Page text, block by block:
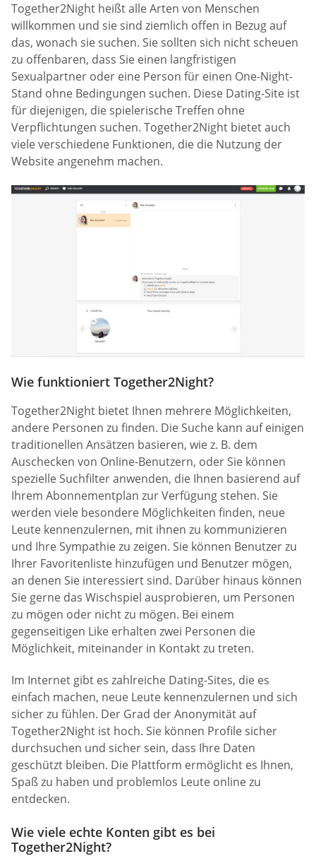
Together2Night heißt alle Arten von Menschen
willkommen und sie sind ziemlich offen in Bezug auf
das, wonach sie suchen. Sie sollten sich nicht scheuen
zu offenbaren, dass Sie einen langfristigen
Sexualpartner oder eine Person für einen One-Night-
Stand ohne Bedingungen suchen. Diese Dating-Site ist
für diejenigen, die spielerische Treffen ohne
Verpflichtungen suchen. Together2Night bietet auch
viele verschiedene Funktionen, die die Nutzung der
Website angenehm machen.
Wie funktioniert Together2Night?
Together2Night bietet Ihnen mehrere Möglichkeiten,
andere Personen zu finden. Die Suche kann auf einigen
traditionellen Ansätzen basieren, wie z. B. dem
Auschecken von Online-Benutzern, oder Sie können
spezielle Suchfilter anwenden, die Ihnen basierend auf
Ihrem Abonnementplan zur Verfügung stehen. Sie
werden viele besondere Möglichkeiten finden, neue
Leute kennenzulernen, mit ihnen zu kommunizieren
und Ihre Sympathie zu zeigen. Sie können Benutzer zu
Ihrer Favoritenliste hinzufügen und Benutzer mögen,
an denen Sie interessiert sind. Darüber hinaus können
Sie gerne das Wischspiel ausprobieren, um Personen
zu mögen oder nicht zu mögen. Bei einem
gegenseitigen Like erhalten zwei Personen die
Möglichkeit, miteinander in Kontakt zu treten.
Im Internet gibt es zahlreiche Dating-Sites, die es
einfach machen, neue Leute kennenzulernen und sich
sicher zu fühlen. Der Grad der Anonymität auf
Together2Night ist hoch. Sie können Profile sicher
durchsuchen und sicher sein, dass Ihre Daten
geschützt bleiben. Die Plattform ermöglicht es Ihnen,
Spaß zu haben und problemlos Leute online zu
entdecken.
Wie viele echte Konten gibt es bei
Together2Night?